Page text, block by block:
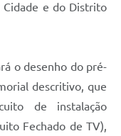
Cidade e do Distrito
o desenho do pré-
descritivo, que
de instalação
Fechado de TV),